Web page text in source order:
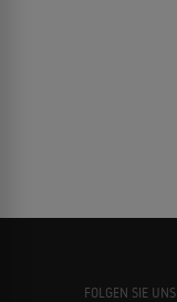
FOLGEN SIE UNS